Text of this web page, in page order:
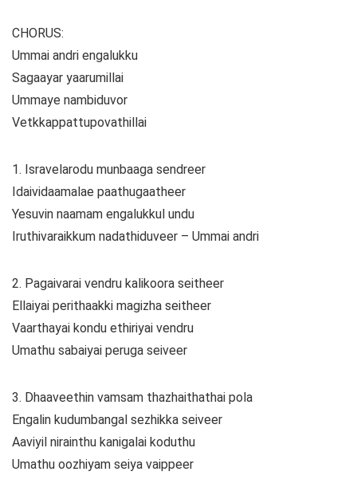
CHORUS:
Ummai andri engalukku
Sagaayar yaarumillai
Ummaye nambiduvor
Vetkkappattupovathillai
1. Isravelarodu munbaaga sendreer
Idaividaamalae paathugaatheer
Yesuvin naamam engalukkul undu
Iruthivaraikkum nadathiduveer – Ummai andri
2. Pagaivarai vendru kalikoora seitheer
Ellaiyai perithaakki magizha seitheer
Vaarthayai kondu ethiriyai vendru
Umathu sabaiyai peruga seiveer
3. Dhaaveethin vamsam thazhaithathai pola
Engalin kudumbangal sezhikka seiveer
Aaviyil nirainthu kanigalai koduthu
Umathu oozhiyam seiya vaippeer